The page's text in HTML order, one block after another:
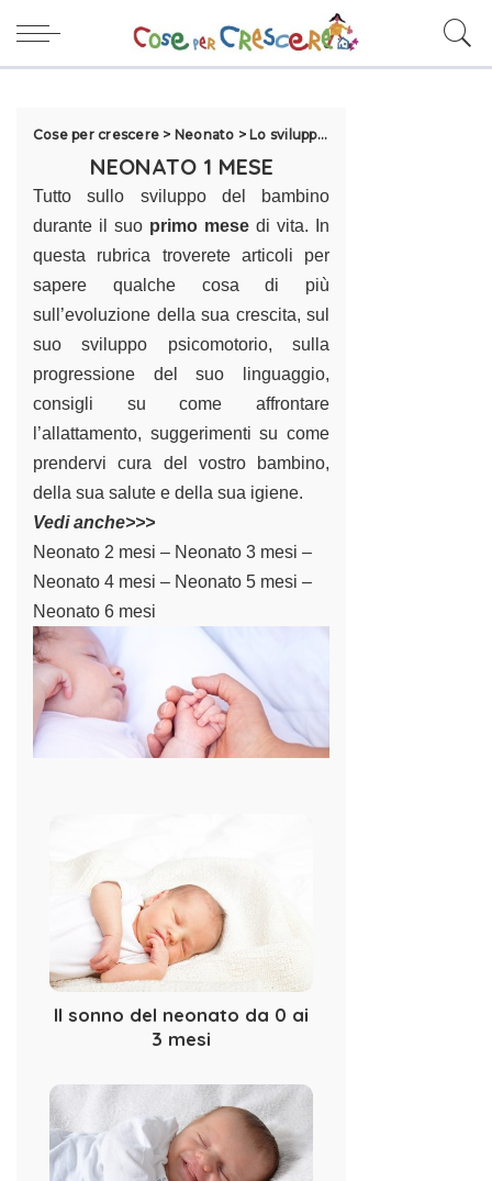
Cose per crescere > Neonato > Lo sviluppo del neonato
NEONATO 1 MESE
Tutto sullo sviluppo del bambino
durante il suo primo mese di vita. In
questa rubrica troverete articoli per
sapere qualche cosa di più
sull’evoluzione della sua crescita, sul
suo sviluppo psicomotorio, sulla
progressione del suo linguaggio,
consigli su come affrontare
l’allattamento, suggerimenti su come
prendervi cura del vostro bambino,
della sua salute e della sua igiene.
Vedi anche>>>
Neonato 2 mesi – Neonato 3 mesi –
Neonato 4 mesi – Neonato 5 mesi –
Neonato 6 mesi
Il sonno del neonato da 0 ai
3 mesi